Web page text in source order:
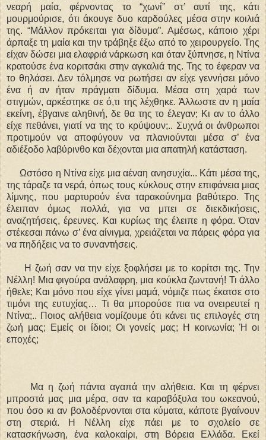
νεαρή μαία, φέρνοντας το “χωνί” στ’ αυτί της, κάτι
μουρμούρισε, ότι άκουγε δυο καρδούλες μέσα στην κοιλιά
της. “Μάλλον πρόκειται για δίδυμα”. Αμέσως, κάποιο χέρι
άρπαξε τη μαία και την τράβηξε έξω από το χειρουργείο. Της
είχαν δώσει μια ελαφριά νάρκωση και όταν ξύπνησε, η Ντίνα
κρατούσε ένα κοριτσάκι στην αγκαλιά της. Της το έφεραν να
το θηλάσει. Δεν τόλμησε να ρωτήσει αν είχε γεννήσει μόνο
ένα ή αν ήταν πράγματι δίδυμα. Μέσα στη χαρά των
στιγμών, αρκέστηκε σε ό,τι της λέχθηκε. Άλλωστε αν η μαία
εκείνη, έβγαινε αληθινή, δε θα της το έλεγαν; Κι αν το άλλο
είχε πεθάνει, γιατί να της το κρύψουν;.. Συχνά οι άνθρωποι
προτιμούν να αποφύγουν να πλανιούνται μέσα σ’ ένα
αδιέξοδο λαβύρινθο και δέχονται μια απατηλή κατάσταση.
Ωστόσο η Ντίνα είχε μια αέναη ανησυχία... Κάτι μέσα της,
της τάραζε τα νερά, όπως τους κύκλους στην επιφάνεια μιας
λίμνης, που μαρτυρούν ένα ταρακούνημα βαθύτερο. Της
έλειπαν όμως πολλά, για να μπει σε διεκδικήσεις,
αναζητήσεις, έρευνες. Και κυρίως της έλειπε η φόρα. Όταν
στέκεσαι πάνω σ’ ένα αίνιγμα, χρειάζεται να πάρεις φόρα για
να πηδήξεις να το συναντήσεις.
Η ζωή σαν να την είχε ξοφλήσει με το κορίτσι της. Την
Νέλλη! Μια φιγούρα ανάλαφρη, μια κούκλα ζωντανή! Τι άλλο
ήθελε; Και μόνο που είχε γίνει μαμά, νόμιζε πως έκατσε στο
τιμόνι της ευτυχίας… Τι θα μπορούσε πια να ονειρευτεί η
Ντίνα;.. Ποιος αλήθεια νομίζουμε ότι κάνει τις επιλογές στη
ζωή μας; Εμείς οι ίδιοι; Οι γονείς μας; Η κοινωνία; Ή οι
εποχές;
Μα η ζωή πάντα αγαπά την αλήθεια. Και τη φέρνει
μπροστά μας μια μέρα, σαν τα καραβόξυλα του ωκεανού,
που όσο κι αν βολοδέρνονται στα κύματα, κάποτε βγαίνουν
στη στεριά. Η Νέλλη είχε πάει με το σχολείο σε
κατασκήνωση, ένα καλοκαίρι, στη Βόρεια Ελλάδα. Εκεί